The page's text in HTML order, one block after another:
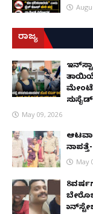
ರಾಜ್ಯ
May 09, 2026
May